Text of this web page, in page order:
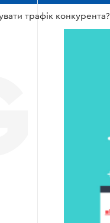
трафік конкурента?